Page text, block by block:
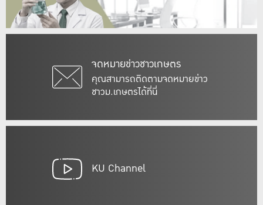
จดหมายข่าวชาวเกษตร
คุณสามารถติดตามจดหมายข่าว
ชาวม.เกษตรได้ที่นี่
KU Channel